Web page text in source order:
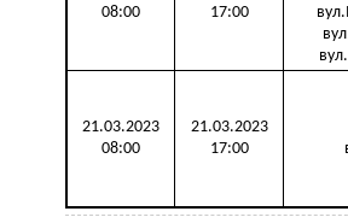
08:00
17:00
21.03.2023
08:00
21.03.2023
17:00